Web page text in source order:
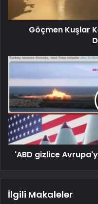
Göçmen Kuşlar
'ABD gizlice
İlgili Makaleler